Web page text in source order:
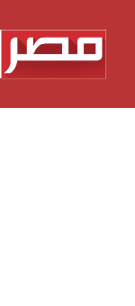
المحتوى